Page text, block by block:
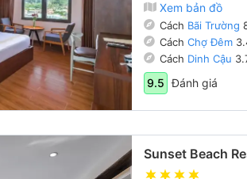
Xem bản đồ
Cách Bãi Trường
CáchChợ Đêm
Cách Dinh Cậu
9.5 Đánh giá
Sunset Beach